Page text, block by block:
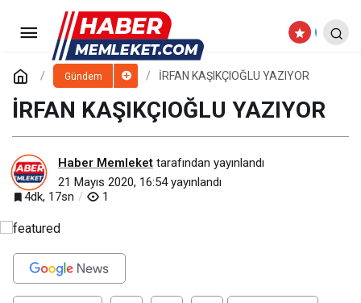
Gündem İRFAN KAŞIKÇIOĞLU YAZIYOR
İRFAN KAŞIKÇIOĞLU YAZIYOR
Haber Memleket tarafından yayınlandı
21 Mayıs 2020, 16:54yayınlandı
4dk, 17sn
1
AHMET TAŞ YAZIYOR
Yorum Yap